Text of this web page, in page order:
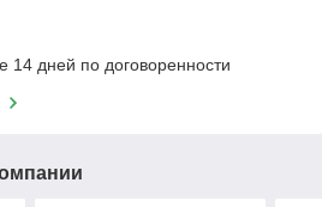
14 дней по договоренности